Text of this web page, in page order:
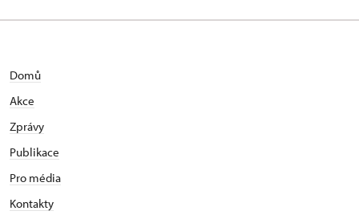
Domů
Akce
Zprávy
Publikace
Pro média
Kontakty